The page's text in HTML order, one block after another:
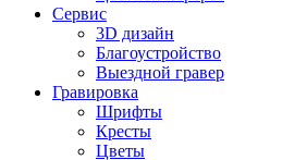
Сервис
3D дизайн
Благоустройство
Выездной гравер
Гравировка
Шрифты
Кресты
Цветы